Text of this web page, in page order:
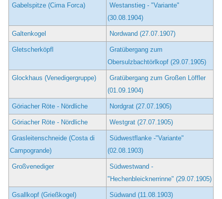
Gabelspitze (Cima Forca)
Westanstieg - "Variante"
(30.08.1904)
Galtenkogel Nordwand (27.07.1907)
Gletscherköpfl
Gratübergang zum
Obersulzbachtörlkopf (29.07.1905)
Glockhaus (Venedigergruppe)
Gratübergang zum Großen Löffler
(01.09.1904)
Göriacher Röte - Nördliche Nordgrat (27.07.1905)
Göriacher Röte - Nördliche Westgrat (27.07.1905)
Grasleitenschneide (Costa di
Campogrande)
Südwestflanke -"Variante"
(02.08.1903)
Großvenediger
Südwestwand -
"Hechenbleicknerrinne" (29.07.1905)
Gsallkopf (Grießkogel) Südwand (11.08.1903)